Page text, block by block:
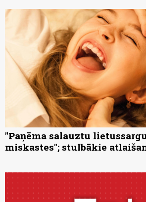
"Paņēma salauztu
miskastes"; stulbākie